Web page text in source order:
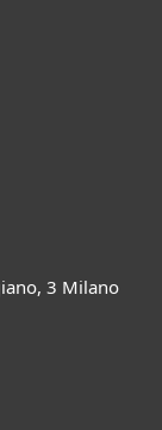
3 Milano